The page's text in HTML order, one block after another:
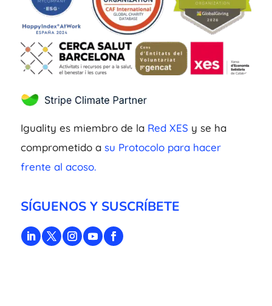
Iguality es miembro de la Red XES y se ha
comprometido a su Protocolo para hacer
frente al acoso.
SÍGUENOS Y SUSCRÍBETE